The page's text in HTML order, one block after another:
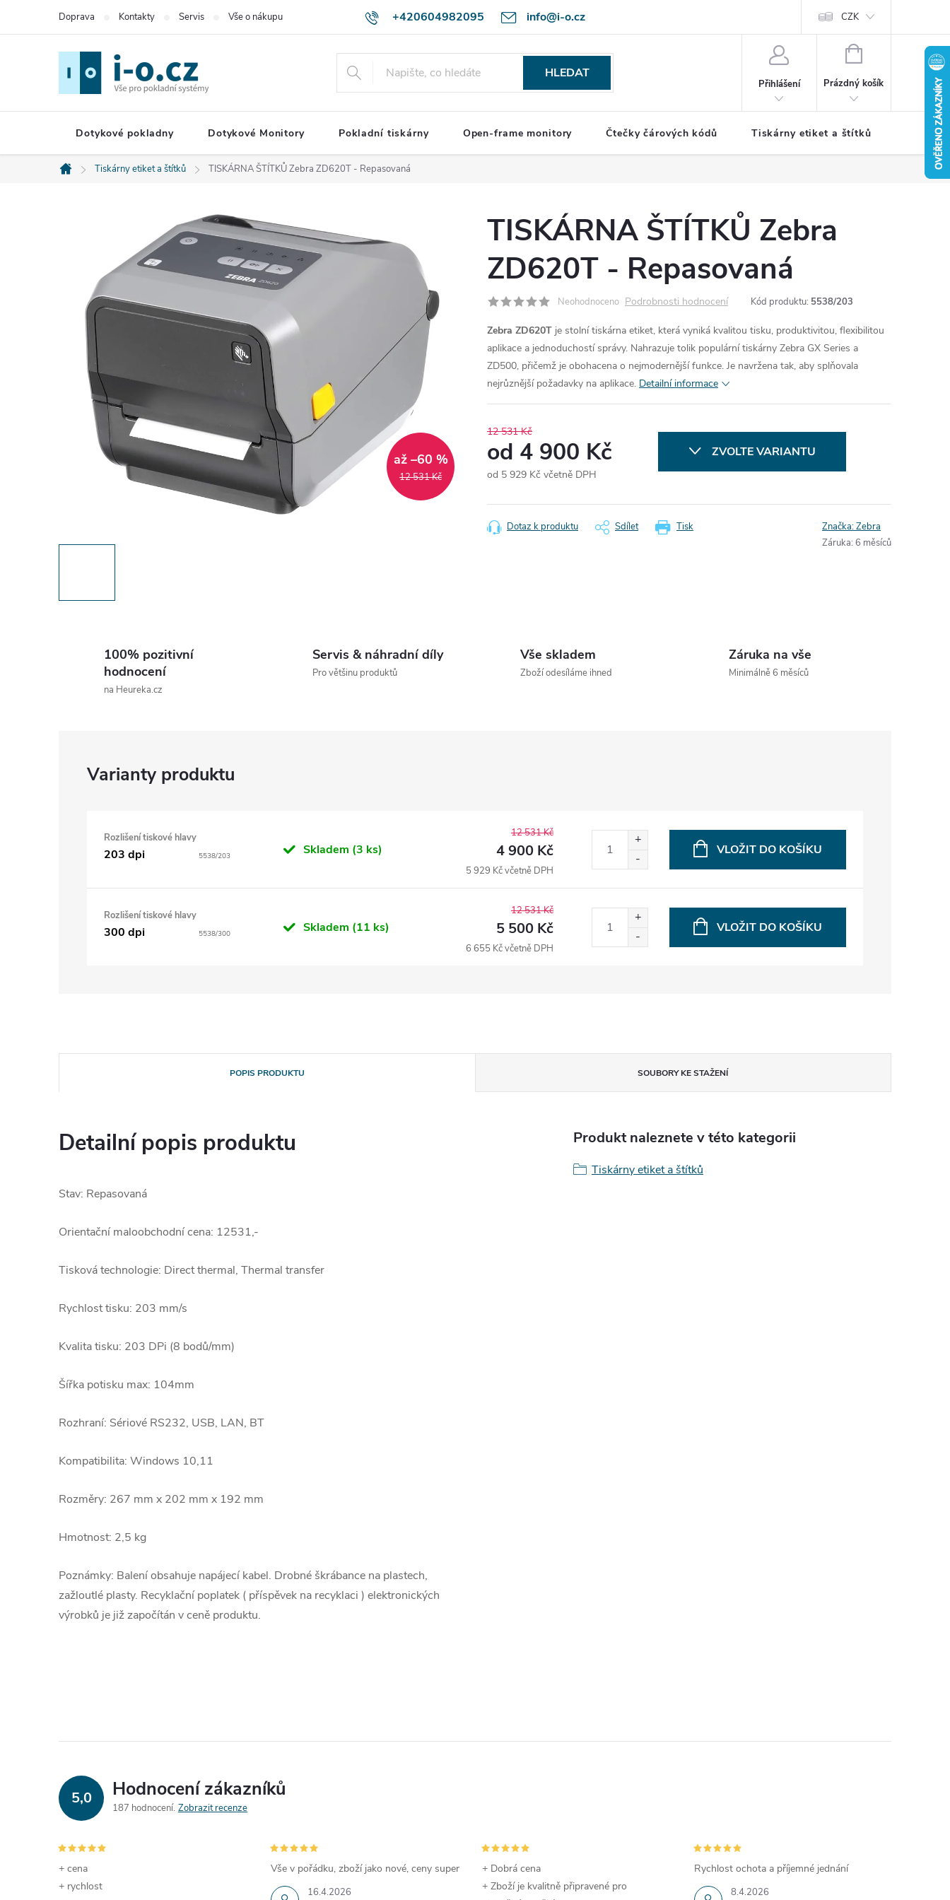
+420604982095 info@i-o.cz
Doprava Kontakty Servis Vše o nákupu CZK
HLEDAT
Přihlášení
NÁKUPNÍ
Prázdný košík
Dotykové pokladny Dotykové Monitory Pokladní tiskárny Open-frame monitory Čtečky čárových kódů Tiskárny etiket a štítků
Domů
Tiskárny etiket a štítků TISKÁRNA ŠTÍTKŮ Zebra ZD620T - Repasovaná
12 531 Kč
až –60 %
TISKÁRNA ŠTÍTKŮ Zebra
ZD620T - Repasovaná
Neohodnoceno Podrobnosti hodnocení Kód produktu: 5538/203
Zebra ZD620T je stolní tiskárna etiket, která vyniká kvalitou tisku, produktivitou, flexibilitou
aplikace a jednoduchostí správy. Nahrazuje tolik populární tiskárny Zebra GX Series a
ZD500, přičemž je obohacena o nejmodernější funkce. Je navržena tak, aby splňovala
nejrůznější požadavky na aplikace. Detailní informace
12 531 Kč
od 4 900 Kč
od 5 929 Kč včetně DPH
cena:
ZVOLTE VARIANTU
Tisk
Dotaz k produktu Sdílet Značka:Zebra
Záruka: 6 měsíců
100% pozitivní
hodnocení
na Heureka.cz
Servis & náhradní díly
Pro většinu produktů
Vše skladem
Zboží odesíláme ihned
Záruka na vše
Minimálně 6 měsíců
Rozlišení tiskové hlavy
203 dpi 5538/203 Skladem (3 ks)
12 531 Kč
4 900 Kč
5 929 Kč včetně DPH
VLOŽIT DO KOŠÍKU
Rozlišení tiskové hlavy
300 dpi 5538/300 Skladem (11 ks)
12 531 Kč
5 500 Kč
6 655 Kč včetně DPH
VLOŽIT DO KOŠÍKU
POPIS PRODUKTU SOUBORY KE STAŽENÍ
Detailní popis produktu
Stav: Repasovaná
Orientační maloobchodní cena: 12531,-
Tisková technologie: Direct thermal, Thermal transfer
Rychlost tisku: 203 mm/s
Kvalita tisku: 203 DPi (8 bodů/mm)
Šířka potisku max: 104mm
Rozhraní: Sériové RS232, USB, LAN, BT
Kompatibilita: Windows 10,11
Rozměry: 267 mm x 202 mm x 192 mm
Hmotnost: 2,5 kg
Poznámky: Balení obsahuje napájecí kabel. Drobné škrábance na plastech,
zažloutlé plasty. Recyklační poplatek ( příspěvek na recyklaci ) elektronických
výrobků je již započítán v ceně produktu.
Produkt naleznete v této kategorii
Tiskárny etiket a štítků
5,0 Hodnocení zákazníků
187 hodnocení Zobrazit recenze
+ cena
+ rychlost
16.4.2026
Vše v pořádku, zboží jako nové, ceny super
+ Dobrá cena
+ Zboží je kvalitně připravené pro
8.4.2026
Rychlost ochota a příjemné jednání